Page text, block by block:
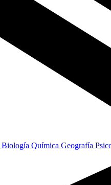
Biología Química Geografía